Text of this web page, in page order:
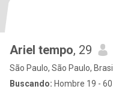
Ariel tempo, 29
São Paulo, São Paulo, Brasil
Buscando: Hombre 19 - 60